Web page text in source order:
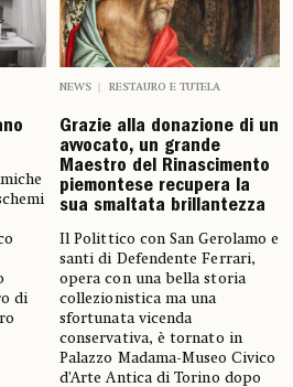
di
NEWS RESTAURO E TUTELA
Grazie alla donazione di un
avvocato, un grande
Maestro del Rinascimento
piemontese recupera la
sua smaltata brillantezza
Il Polittico con San Gerolamo e
santi di Defendente Ferrari,
opera con una bella storia
collezionistica ma una
sfortunata vicenda
conservativa, è tornato in
Palazzo Madama-Museo Civico
d’Arte Antica di Torino dopo